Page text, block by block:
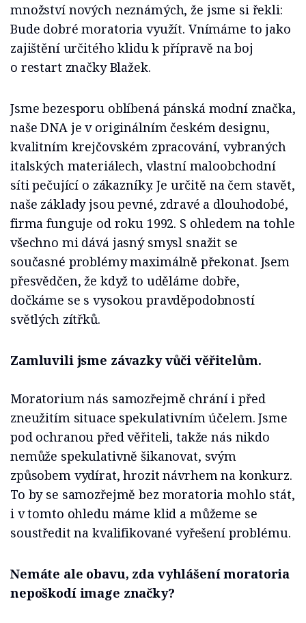
množství nových neznámých, že jsme si řekli:
Bude dobré moratoria využít. Vnímáme to jako
zajištění určitého klidu k přípravě na boj
o restart značky Blažek.
Jsme bezesporu oblíbená pánská modní značka,
naše DNA je v originálním českém designu,
kvalitním krejčovském zpracování, vybraných
italských materiálech, vlastní maloobchodní
síti pečující o zákazníky. Je určitě na čem stavět,
naše základy jsou pevné, zdravé a dlouhodobé,
firma funguje od roku 1992. S ohledem na tohle
všechno mi dává jasný smysl snažit se
současné problémy maximálně překonat. Jsem
přesvědčen, že když to uděláme dobře,
dočkáme se s vysokou pravděpodobností
světlých zítřků.
Zamluvili jsme závazky vůči věřitelům.
Moratorium nás samozřejmě chrání i před
zneužitím situace spekulativním účelem. Jsme
pod ochranou před věřiteli, takže nás nikdo
nemůže spekulativně šikanovat, svým
způsobem vydírat, hrozit návrhem na konkurz.
To by se samozřejmě bez moratoria mohlo stát,
i v tomto ohledu máme klid a můžeme se
soustředit na kvalifikované vyřešení problému.
Nemáte ale obavu, zda vyhlášení moratoria
nepoškodí image značky?